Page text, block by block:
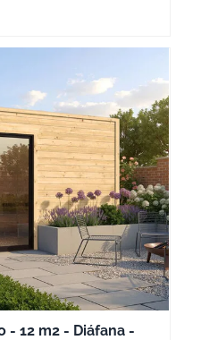
- 12 m2 - Diáfana -